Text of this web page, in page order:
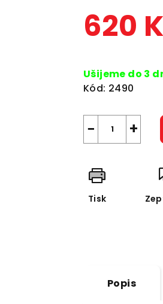
620
cena:
Ušijeme do 3
Kód: 2490
+
−
Tisk
Popis